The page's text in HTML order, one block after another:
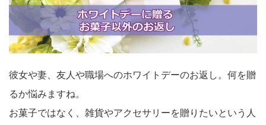
彼女や妻、友人や職場へのホワイトデーのお返し。何を贈
るか悩みますね。
お菓子ではなく、雑貨やアクセサリーを贈りたいという人